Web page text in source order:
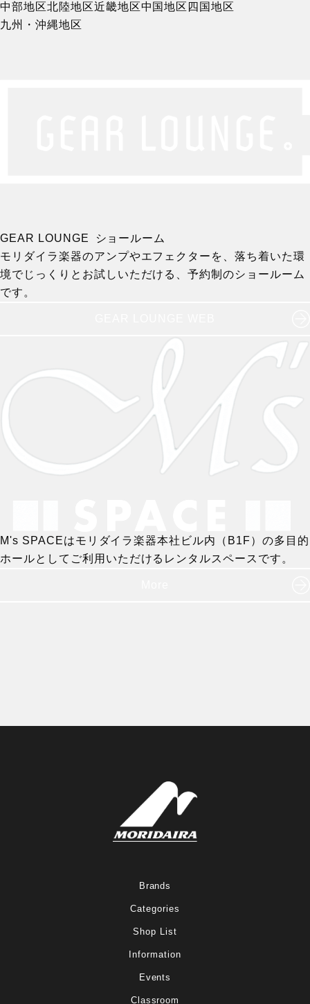
中部地区北陸地区近畿地区中国地区 四国地区
九州・沖縄地区
GEAR LOUNGE ショールーム
モリダイラ楽器のアンプやエフェクターを、落ち着いた環
境でじっくりとお試しいただける、予約制のショールーム
です。
M's SPACEはモリダイラ楽器本社ビル内（B1F）の多目的
ホールとしてご利用いただけるレンタルスペースです。
Brands
Categories
Shop List
Information
Events
Classroom